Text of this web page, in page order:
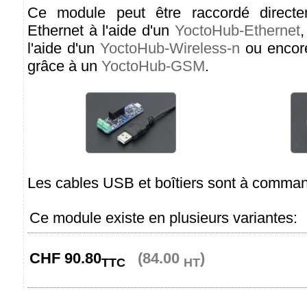
Ce module peut être raccordé
Ethernet à l'aide d'un YoctoHub-Ethernet
l'aide d'un YoctoHub-Wireless-n ou
grâce à un YoctoHub-GSM.
Les cables USB et boîtiers sont à
Ce module existe en plusieurs variantes:
CHF 90.80TTC (84.00 HT)